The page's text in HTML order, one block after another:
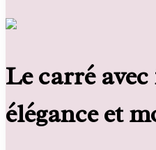
Le carré
élégance et